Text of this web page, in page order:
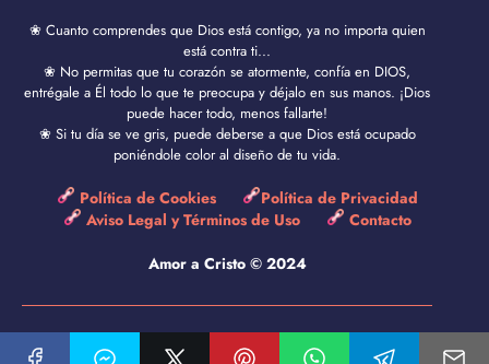
❀ Cuanto comprendes que Dios está contigo, ya no importa quien
está contra ti...
❀ No permitas que tu corazón se atormente, confía en DIOS,
entrégale a Él todo lo que te preocupa y déjalo en sus manos. ¡Dios
puede hacer todo, menos fallarte!
❀ Si tu día se ve gris, puede deberse a que Dios está ocupado
poniéndole color al diseño de tu vida.
Política de Cookies
Política de Privacidad
Aviso Legal y Términos de Uso
Contacto
Amor a Cristo © 2024